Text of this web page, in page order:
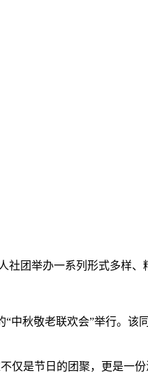
团举办一系列形式多样、
秋敬老联欢会”举行。该
是节日的团聚，更是一份